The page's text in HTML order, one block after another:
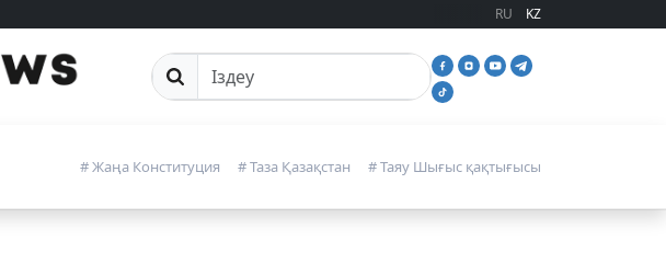
RU KZ
Сайттан іздеу
# Жаңа Конституция # Таза Қазақстан # Таяу Шығыс қақтығысы